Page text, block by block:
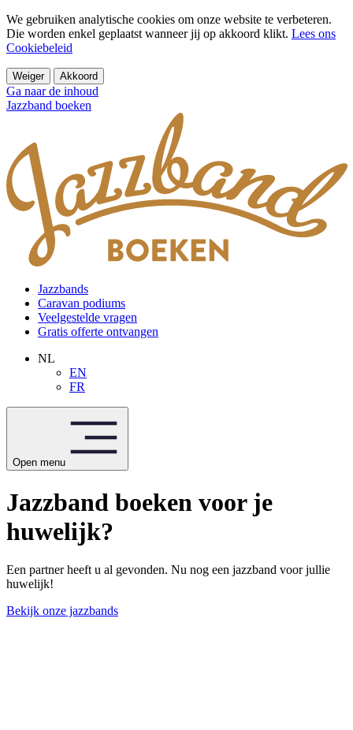
We gebruiken analytische cookies om onze website te verbeteren.
Die worden enkel geplaatst wanneer jij op akkoord klikt. Lees ons
Cookiebeleid
Weiger Akkoord
Ga naar de inhoud
Jazzband boeken
Jazzbands
Caravan podiums
Veelgestelde vragen
Gratis offerte ontvangen
NL
EN
FR
Open menu
Jazzband boeken voor je
huwelijk?
Een partner heeft u al gevonden. Nu nog een jazzband voor jullie
huwelijk!
Bekijk onze jazzbands